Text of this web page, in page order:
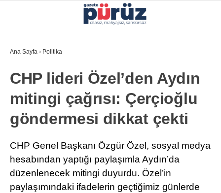
YEREL YÖNETIMLER
GÜNCEL
EKONOMI
SAĞLIK
Ana Sayfa › Politika
CHP lideri Özel’den Aydın
mitingi çağrısı: Çerçioğlu
göndermesi dikkat çekti
CHP Genel Başkanı Özgür Özel, sosyal medya
hesabından yaptığı paylaşımla Aydın’da
düzenlenecek mitingi duyurdu. Özel’in
paylaşımındaki ifadelerin geçtiğimiz günlerde